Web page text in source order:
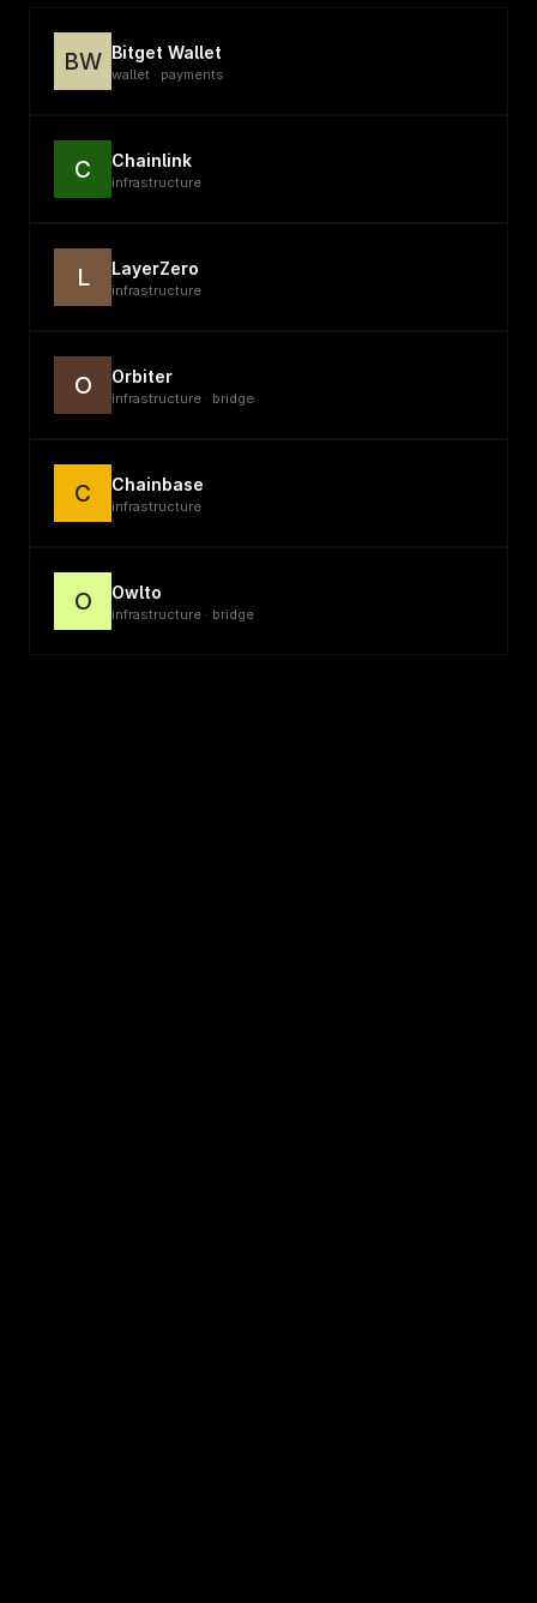
BW Bitget Wallet
wallet · payments
C Chainlink
infrastructure
L LayerZero
infrastructure
O Orbiter
infrastructure · bridge
C Chainbase
infrastructure
O Owlto
infrastructure · bridge